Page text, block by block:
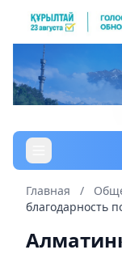
Главная /
благодарность